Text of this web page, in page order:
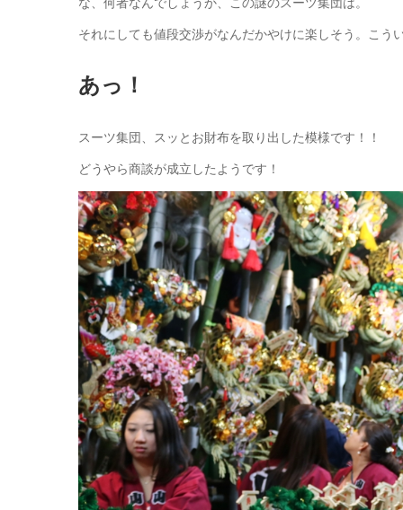
それにしても値段交渉がなんだかやけに楽しそう。こ
あっ！
スーツ集団、スッとお財布を取り出した模様です！！
どうやら商談が成立したようです！